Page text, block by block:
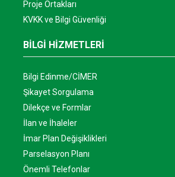
Proje Ortakları
KVKK ve Bilgi Güvenliği
BİLGİ HİZMETLERİ
Bilgi Edinme/CİMER
Şikayet Sorgulama
Dilekçe ve Formlar
İlan ve İhaleler
İmar Plan Değişiklikleri
Parselasyon Planı
Önemli Telefonlar